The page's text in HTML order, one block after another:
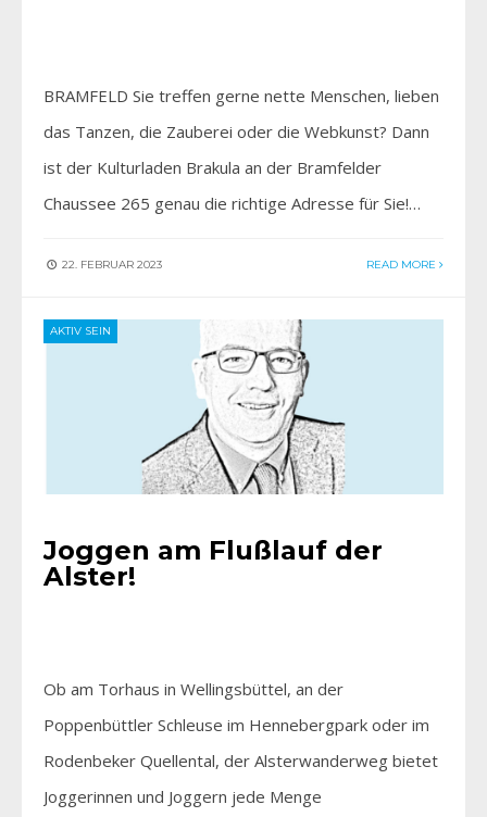
BRAMFELD Sie treffen gerne nette Menschen, lieben
das Tanzen, die Zauberei oder die Webkunst? Dann
ist der Kulturladen Brakula an der Bramfelder
Chaussee 265 genau die richtige Adresse für Sie!…
22. FEBRUAR 2023 READ MORE
AKTIV SEIN
Joggen am Flußlauf der
Alster!
Ob am Torhaus in Wellingsbüttel, an der
Poppenbüttler Schleuse im Hennebergpark oder im
Rodenbeker Quellental, der Alsterwanderweg bietet
Joggerinnen und Joggern jede Menge